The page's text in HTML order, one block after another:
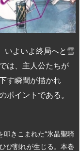
いよいよ終局へと雪
は、主人公たちが
す瞬間が描かれ
ポイントである。
叩きこまれた“氷晶聖騎
び割れが生じる。本巻